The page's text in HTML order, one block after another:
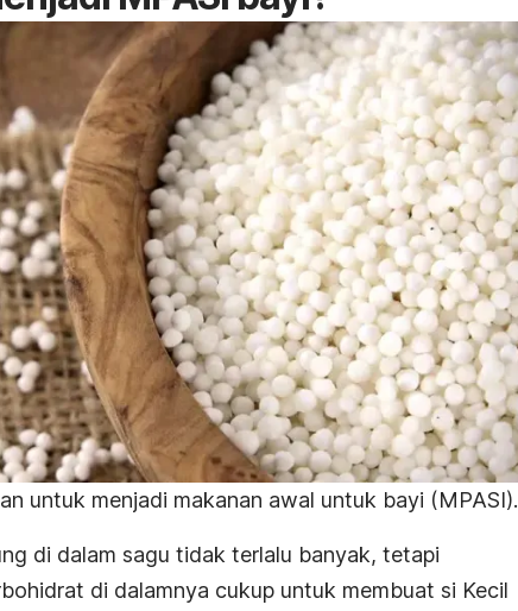
untuk menjadi makanan awal untuk bayi (MPASI).
di dalam sagu tidak terlalu banyak, tetapi
di dalamnya cukup untuk membuat si Kecil